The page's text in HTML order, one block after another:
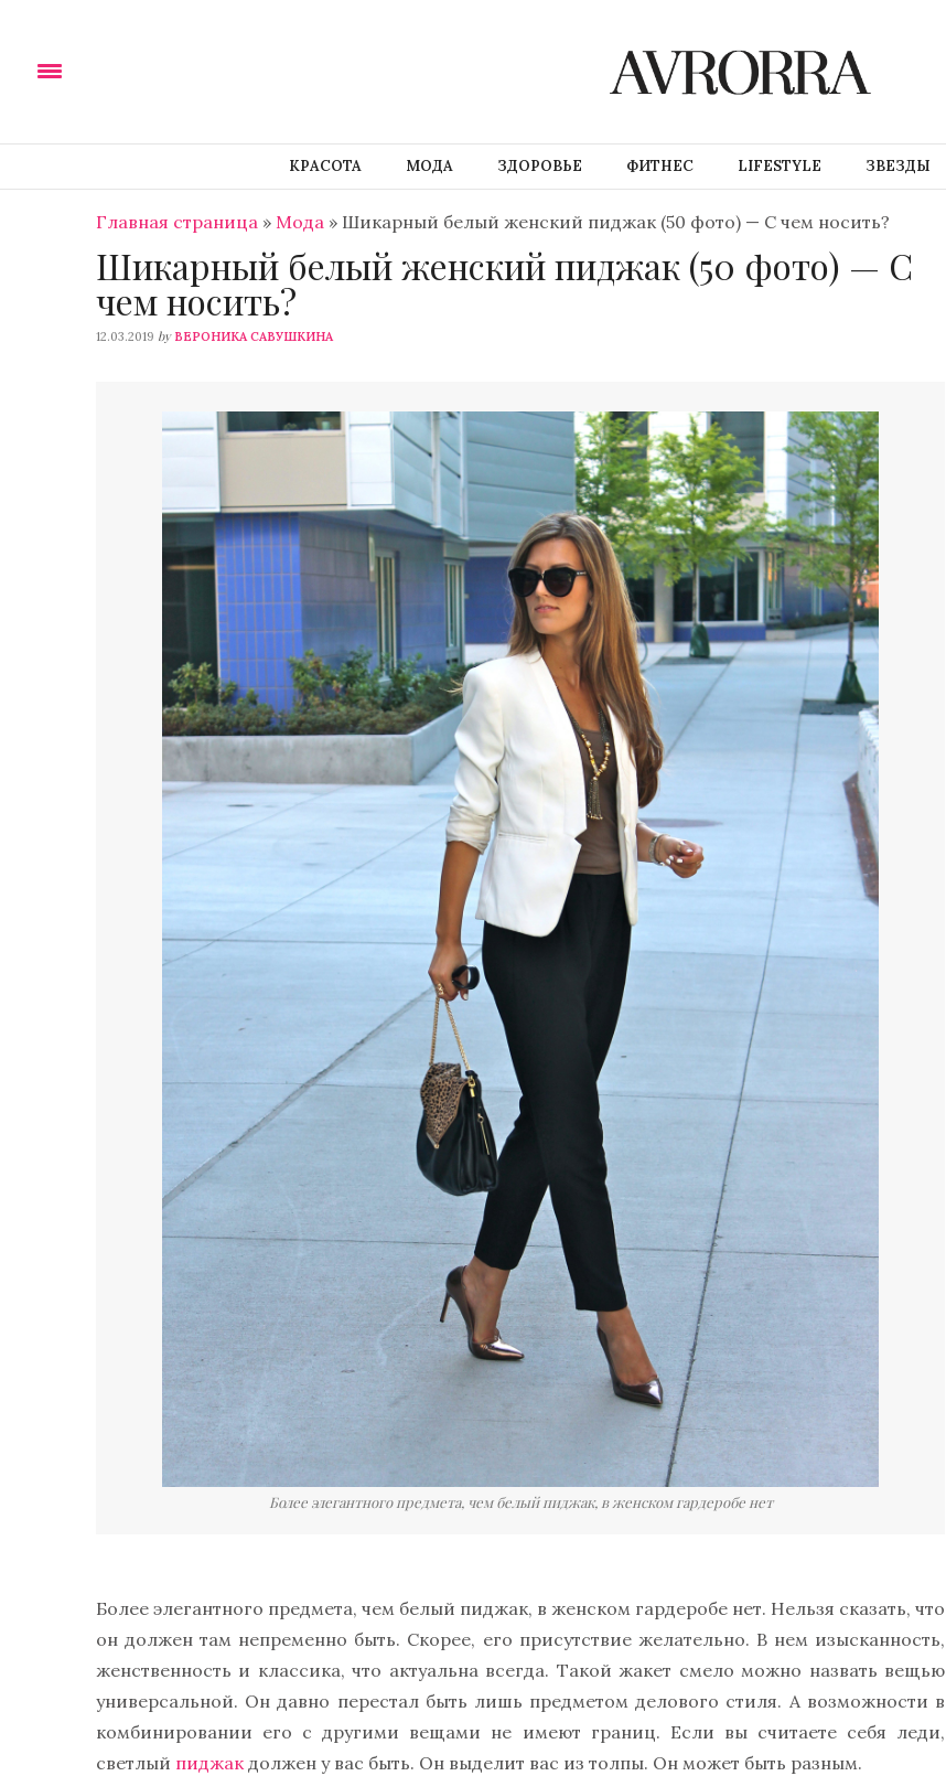
КРАСОТА МОДА ЗДОРОВЬЕ ФИТНЕС LIFESTYLE ЗВЕЗДЫ
Главная страница » Мода » Шикарный белый женский пиджак (50 фото) — С чем носить?
Шикарный белый женский пиджак (50 фото) — С
чем носить?
12.03.2019 by ВЕРОНИКА САВУШКИНА
Более элегантного предмета, чем белый пиджак, в женском гардеробе нет
Более элегантного предмета, чем белый пиджак, в женском гардеробе нет. Нельзя сказать, что
он должен там непременно быть. Скорее, его присутствие желательно. В нем изысканность,
женственность и классика, что актуальна всегда. Такой жакет смело можно назвать вещью
универсальной. Он давно перестал быть лишь предметом делового стиля. А возможности в
комбинировании его с другими вещами не имеют границ. Если вы считаете себя леди,
светлый пиджакдолжен у вас быть. Он выделит вас из толпы. Он может быть разным.